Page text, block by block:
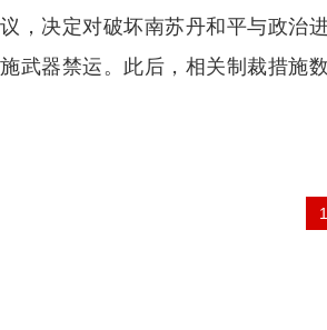
议，决定对破坏南苏丹和平与政治
施武器禁运。此后，相关制裁措施数
1